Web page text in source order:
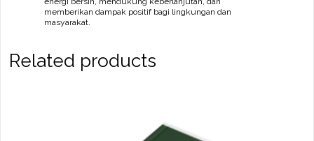
memberikan dampak positif bagi lingkungan dan
masyarakat.
Related products